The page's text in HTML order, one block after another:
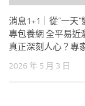
消息1+1｜從“一天”
專包養網 全平易近
真正深刻人心？專
2026 年 5 月 3 日